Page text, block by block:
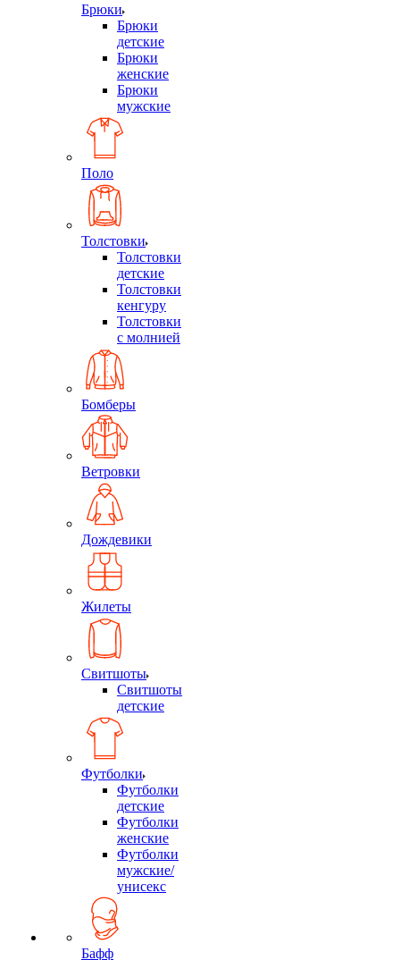
Брюки
Брюки
детские
Брюки
женские
Брюки
мужские
Поло
Толстовки
Толстовки
детские
Толстовки
кенгуру
Толстовки
с молнией
Бомберы
Ветровки
Дождевики
Жилеты
Свитшоты
Свитшоты
детские
Футболки
Футболки
детские
Футболки
женские
Футболки
мужские/
унисекс
Бафф